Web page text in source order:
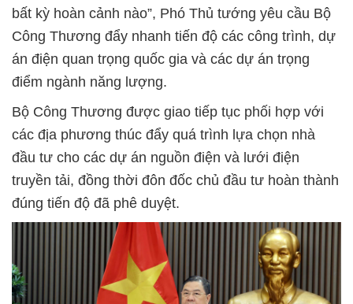
bất kỳ hoàn cảnh nào”, Phó Thủ tướng yêu cầu Bộ
Công Thương đẩy nhanh tiến độ các công trình, dự
án điện quan trọng quốc gia và các dự án trọng
điểm ngành năng lượng.
Bộ Công Thương được giao tiếp tục phối hợp với
các địa phương thúc đẩy quá trình lựa chọn nhà
đầu tư cho các dự án nguồn điện và lưới điện
truyền tải, đồng thời đôn đốc chủ đầu tư hoàn thành
đúng tiến độ đã phê duyệt.